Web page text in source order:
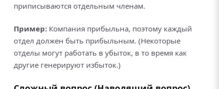
приписываются отдельным членам.
Пример: Компания прибыльна, поэтому каждый
отдел должен быть прибыльным. (Некоторые
отделы могут работать в убыток, в то время как
другие генерируют избыток.)